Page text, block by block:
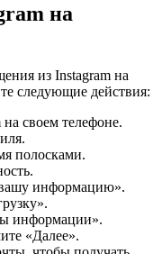
на
из Instagram на
следующие действия:
своем телефоне.
полосками.
информацию».
информации».
«Далее».